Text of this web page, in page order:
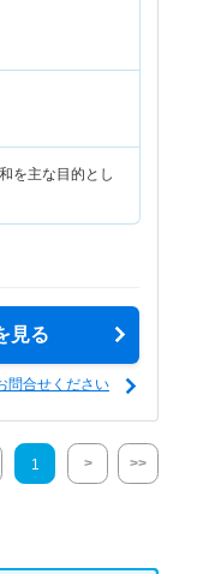
を主な目的とし
見る
合せください
1 > >>